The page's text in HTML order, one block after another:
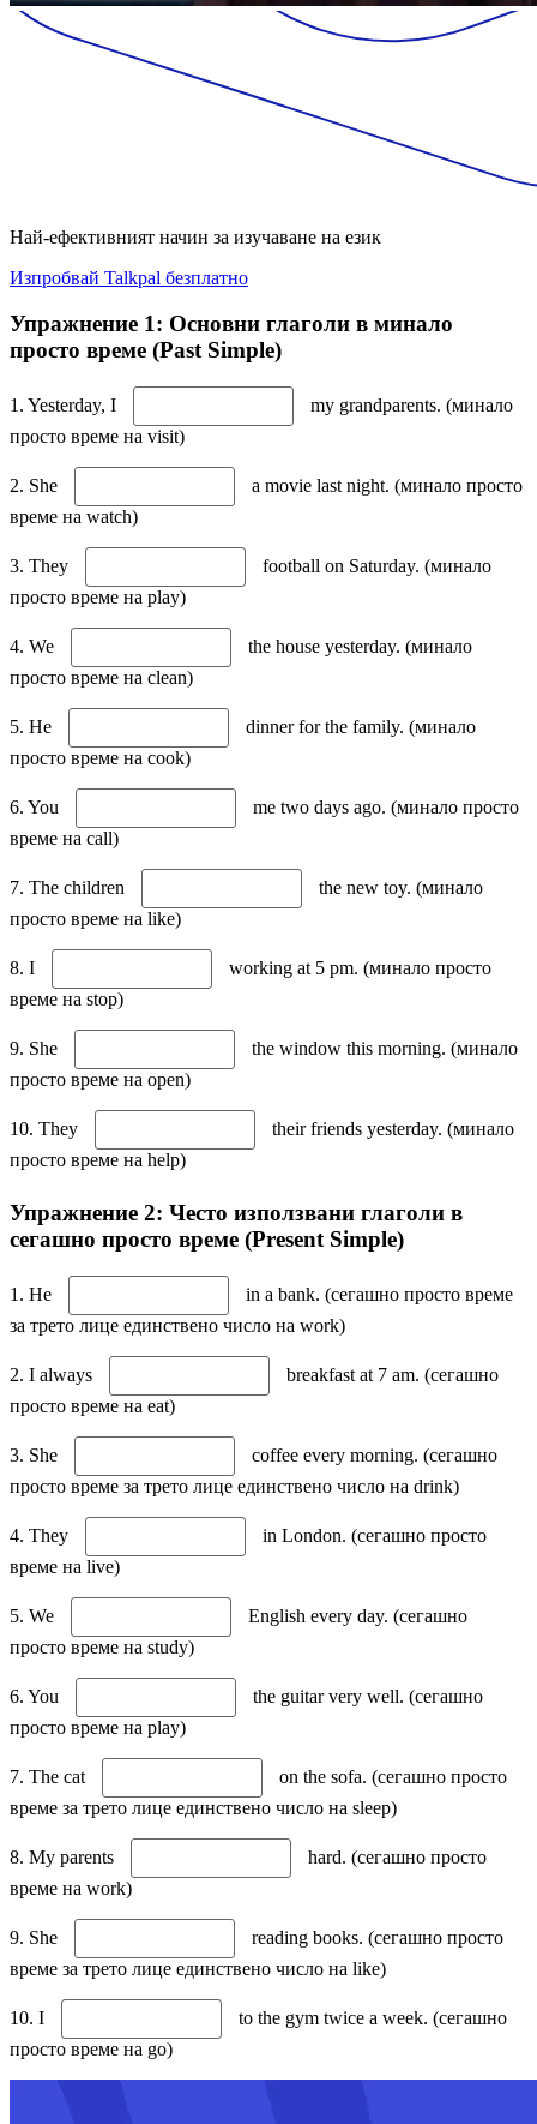
Най-ефективният начин за изучаване на език
Изпробвай Talkpal безплатно
Упражнение 1: Основни глаголи в минало
просто време (Past Simple)
1. Yesterday, I
my grandparents. (минало
просто време на visit)
2. She
a movie last night. (минало просто
време на watch)
3. They
football on Saturday. (минало
просто време на play)
4. We
the house yesterday. (минало
просто време на clean)
5. He
dinner for the family. (минало
просто време на cook)
6. You
me two days ago. (минало просто
време на call)
7. The children
the new toy. (минало
просто време на like)
8. I
working at 5 pm. (минало просто
време на stop)
9. She
the window this morning. (минало
просто време на open)
10. They
their friends yesterday. (минало
просто време на help)
Упражнение 2: Често използвани глаголи в
сегашно просто време (Present Simple)
1. He
in a bank. (сегашно просто време
за трето лице единствено число на work)
2. I always
breakfast at 7 am. (сегашно
просто време на eat)
3. She
coffee every morning. (сегашно
просто време за трето лице единствено число на drink)
4. They
in London. (сегашно просто
време на live)
5. We
English every day. (сегашно
просто време на study)
6. You
the guitar very well. (сегашно
просто време на play)
7. The cat
on the sofa. (сегашно просто
време за трето лице единствено число на sleep)
8. My parents
hard. (сегашно просто
време на work)
9. She
reading books. (сегашно просто
време за трето лице единствено число на like)
10. I
to the gym twice a week. (сегашно
просто време на go)